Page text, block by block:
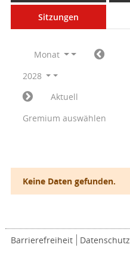
Sitzungen
Monat
2028
Aktuell
Gremium auswählen
Keine Daten gefunden.
Barrierefreiheit Datenschutz